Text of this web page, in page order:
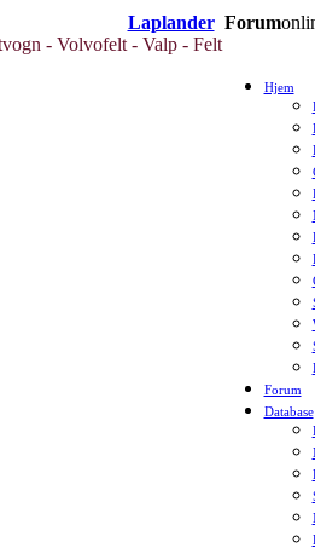
Laplander Forum
- Volvofelt - Valp - Felt
Hjem
Forum
Database